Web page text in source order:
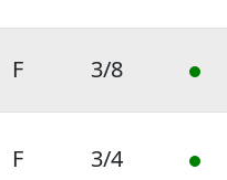
F 3/8
F 3/4